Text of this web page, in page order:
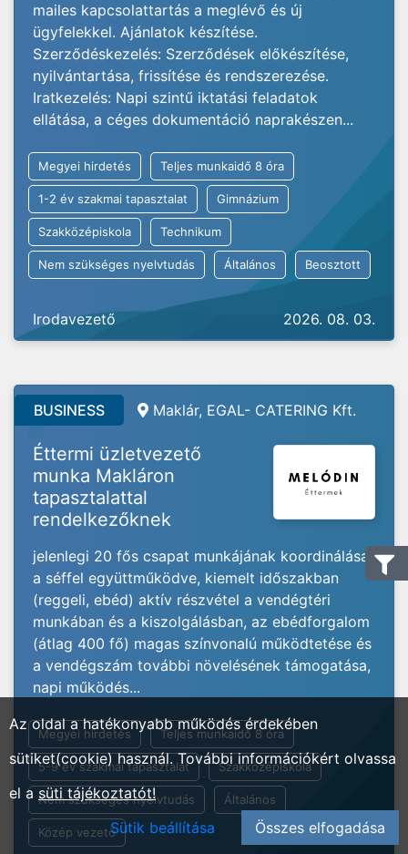
mailes kapcsolattartás a meglévő és új
ügyfelekkel. Ajánlatok készítése.
Szerződéskezelés: Szerződések előkészítése,
nyilvántartása, frissítése és rendszerezése.
Iratkezelés: Napi szintű iktatási feladatok
ellátása, a céges dokumentáció naprakészen...
Megyei hirdetés Teljes munkaidő 8 óra
1-2 év szakmai tapasztalat Gimnázium
Szakközépiskola Technikum
Nem szükséges nyelvtudás Általános Beosztott
Irodavezető 2026. 08. 03.
BUSINESS Maklár, EGAL- CATERING Kft.
Éttermi üzletvezető
munka Makláron
tapasztalattal
rendelkezőknek
jelenlegi 20 fős csapat munkájának koordinálása
a séffel együttműködve, kiemelt időszakban
(reggeli, ebéd) aktív részvétel a vendégtéri
munkában és a kiszolgálásban, az ebédforgalom
(átlag 400 fő) magas színvonalú működtetése és
a vendégszám további növelésének támogatása,
napi működés...
Megyei hirdetés Teljes munkaidő 8 óra
5-9 év szakmai tapasztalat Szakközépiskola
Nem szükséges nyelvtudás Általános
Közép vezető
Az oldal a hatékonyabb működés érdekében
sütiket(cookie) használ. További információkért olvassa
el a süti tájékoztatót!
Sütik beállítása
Összes elfogadása